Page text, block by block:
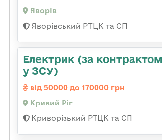
Яворів
Яворівський РТЦК та СП
Електрик (за контрактом
у ЗСУ)
від 50000 до 170000 грн
Кривий Ріг
Криворізький РТЦК та СП